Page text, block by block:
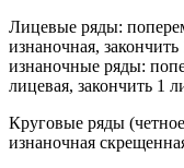
Лицевые ряды:
изнаночная,
изнаночные ряды:
лицевая, закончить 1
Круговые ряды
изнаночная